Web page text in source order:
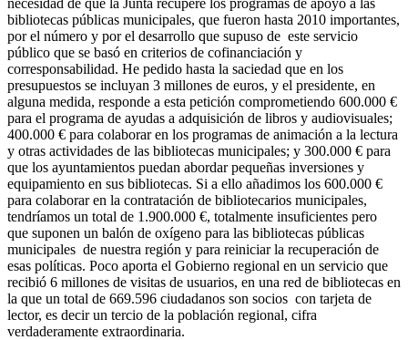
bibliotecas públicas municipales, que fueron hasta 2010 importantes,
por el número y por el desarrollo que supuso de este servicio
público que se basó en criterios de cofinanciación y
corresponsabilidad. He pedido hasta la saciedad que en los
presupuestos se incluyan 3 millones de euros, y el presidente, en
alguna medida, responde a esta petición comprometiendo 600.000 €
para el programa de ayudas a adquisición de libros y audiovisuales;
400.000 € para colaborar en los programas de animación a la lectura
y otras actividades de las bibliotecas municipales; y 300.000 € para
que los ayuntamientos puedan abordar pequeñas inversiones y
equipamiento en sus bibliotecas. Si a ello añadimos los 600.000 €
para colaborar en la contratación de bibliotecarios municipales,
tendríamos un total de 1.900.000 €, totalmente insuficientes pero
que suponen un balón de oxígeno para las bibliotecas públicas
municipales de nuestra región y para reiniciar la recuperación de
esas políticas. Poco aporta el Gobierno regional en un servicio que
recibió 6 millones de visitas de usuarios, en una red de bibliotecas en
la que un total de 669.596 ciudadanos son socios con tarjeta de
lector, es decir un tercio de la población regional, cifra
verdaderamente extraordinaria.